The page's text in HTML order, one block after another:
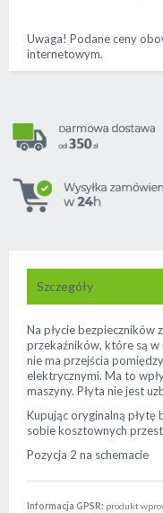
Szczegóły
Na płycie bezpieczników
przekaźników, które są w
nie ma przejścia
elektrycznymi. Ma to
maszyny. Płyta nie jest
Kupując oryginalną płytę
sobie kosztownych
Pozycja 2 na schemacie
Informacja GPSR: produkt